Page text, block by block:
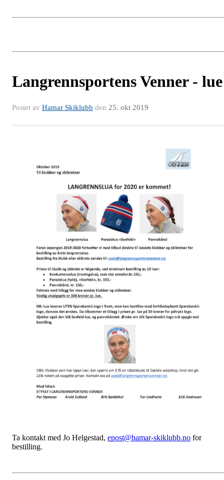
Langrennsportens Venner - lue
Postet av Hamar Skiklubb den 25. okt 2019
Ta kontakt med Jo Helgestad, epost@hamar-skiklubb.no for
bestilling.